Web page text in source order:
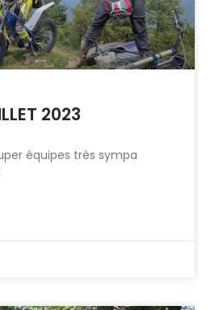
2023
équipes très sympa